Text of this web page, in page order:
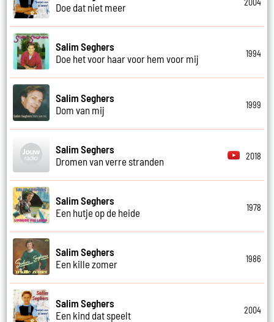
Doe dat niet meer
Salim Seghers
Doe het voor haar voor hem voor mij
1994
Salim Seghers
Dom van mij
1999
Salim Seghers
Dromen van verre stranden
2018
Salim Seghers
Een hutje op de heide
1978
Salim Seghers
Een kille zomer
1986
Salim Seghers
Een kind dat speelt
2004